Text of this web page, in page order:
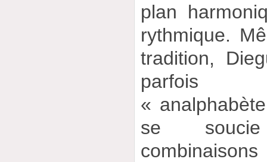
plan
rythmique.
tradition,
parfois
«
se